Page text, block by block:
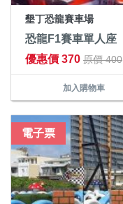
墾丁恐龍賽車場
恐龍F1賽車單人座
優惠價 370 原價 400
加入購物車
電子票